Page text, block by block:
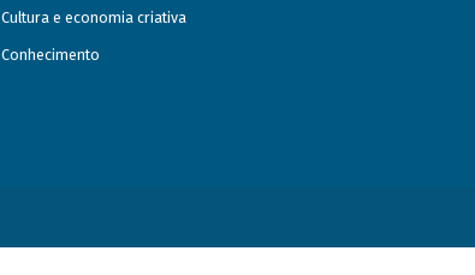
Cultura e economia criativa
Conhecimento